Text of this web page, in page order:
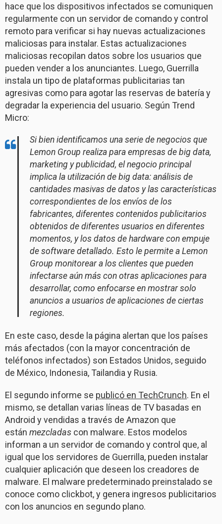
hace que los dispositivos infectados se comuniquen
regularmente con un servidor de comando y control
remoto para verificar si hay nuevas actualizaciones
maliciosas para instalar. Estas actualizaciones
maliciosas recopilan datos sobre los usuarios que
pueden vender a los anunciantes. Luego, Guerrilla
instala un tipo de plataformas publicitarias tan
agresivas como para agotar las reservas de batería y
degradar la experiencia del usuario. Según Trend
Micro:
Si bien identificamos una serie de negocios que
Lemon Group realiza para empresas de big data,
marketing y publicidad, el negocio principal
implica la utilización de big data: análisis de
cantidades masivas de datos y las características
correspondientes de los envíos de los
fabricantes, diferentes contenidos publicitarios
obtenidos de diferentes usuarios en diferentes
momentos, y los datos de hardware con empuje
de software detallado. Esto le permite a Lemon
Group monitorear a los clientes que pueden
infectarse aún más con otras aplicaciones para
desarrollar, como enfocarse en mostrar solo
anuncios a usuarios de aplicaciones de ciertas
regiones.
En este caso, desde la página alertan que los países
más afectados (con la mayor concentración de
teléfonos infectados) son Estados Unidos, seguido
de México, Indonesia, Tailandia y Rusia.
El segundo informe se publicó en TechCrunch. En el
mismo, se detallan varias líneas de TV basadas en
Android y vendidas a través de Amazon que
están mezcladas con malware. Estos modelos
informan a un servidor de comando y control que, al
igual que los servidores de Guerrilla, pueden instalar
cualquier aplicación que deseen los creadores de
malware. El malware predeterminado preinstalado se
conoce como clickbot, y genera ingresos publicitarios
con los anuncios en segundo plano.